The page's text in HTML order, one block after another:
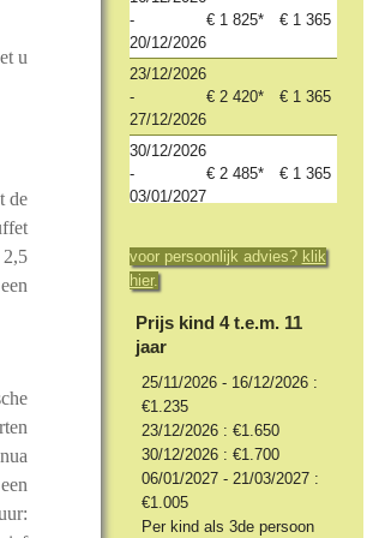
u
de
2,5
-
20/12/2026
€ 1 825* € 1 365
23/12/2026
-
27/12/2026
€ 2 420* € 1 365
30/12/2026
-
03/01/2027
€ 2 485* € 1 365
-
10/01/2027
€ 1 495* € 1 235
17/01/2027
€ 1 495* € 1 235
20/01/2027
24/01/2027
27/01/2027
31/01/2027
€ 1 495* € 1 235
voor persoonlijk advies? klik
hier.
Prijs kind 4 t.e.m. 11
jaar
25/11/2026 - 16/12/2026 :
€1.235
23/12/2026 : €1.650
30/12/2026 : €1.700
06/01/2027 - 21/03/2027 :
€1.005
Per kind als 3de persoon